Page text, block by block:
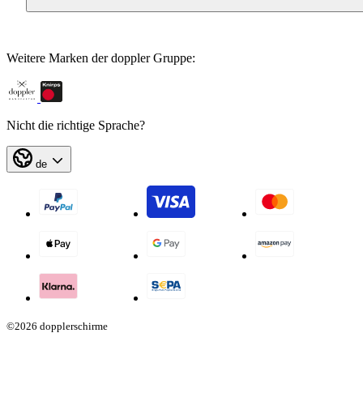
Weitere Marken der doppler Gruppe:
Nicht die richtige Sprache?
de
©2026 dopplerschirme